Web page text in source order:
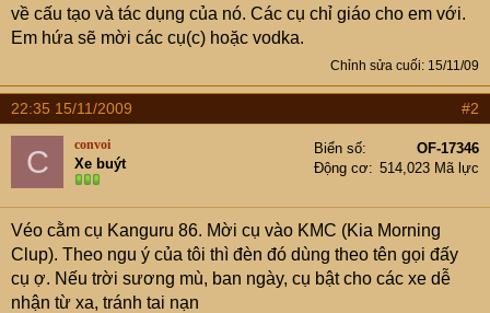
về cấu tạo và tác dụng của nó. Các cụ chỉ giáo cho em với.
Em hứa sẽ mời các cụ(c) hoặc vodka.
Chỉnh sửa cuối: 15/11/09
22:35 15/11/2009 #2
C convoi
Xe buýt
Biển số
OF-17346
Động cơ
514,023 Mã lực
Véo cằm cụ Kanguru 86. Mời cụ vào KMC (Kia Morning
Clup). Theo ngu ý của tôi thì đèn đó dùng theo tên gọi đấy
cụ ợ. Nếu trời sương mù, ban ngày, cụ bật cho các xe dễ
nhận từ xa, tránh tai nạn